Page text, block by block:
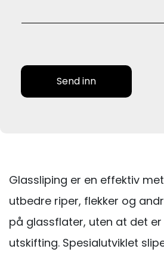
Send inn
Glassliping er en effektiv
utbedre riper, flekker og
på glassflater, uten at det
utskifting. Spesialutviklet